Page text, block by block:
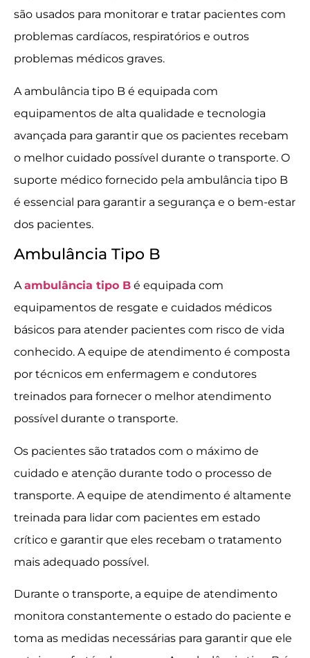
são usados para monitorar e tratar pacientes com
problemas cardíacos, respiratórios e outros
problemas médicos graves.
A ambulância tipo B é equipada com
equipamentos de alta qualidade e tecnologia
avançada para garantir que os pacientes recebam
o melhor cuidado possível durante o transporte. O
suporte médico fornecido pela ambulância tipo B
é essencial para garantir a segurança e o bem-estar
dos pacientes.
Ambulância Tipo B
Aambulância tipo B é equipada com
equipamentos de resgate e cuidados médicos
básicos para atender pacientes com risco de vida
conhecido. A equipe de atendimento é composta
por técnicos em enfermagem e condutores
treinados para fornecer o melhor atendimento
possível durante o transporte.
Os pacientes são tratados com o máximo de
cuidado e atenção durante todo o processo de
transporte. A equipe de atendimento é altamente
treinada para lidar com pacientes em estado
crítico e garantir que eles recebam o tratamento
mais adequado possível.
Durante o transporte, a equipe de atendimento
monitora constantemente o estado do paciente e
toma as medidas necessárias para garantir que ele